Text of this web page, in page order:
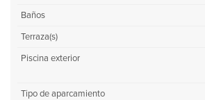
Baños
Terraza(s)
Piscina exterior
Tipo de aparcamiento